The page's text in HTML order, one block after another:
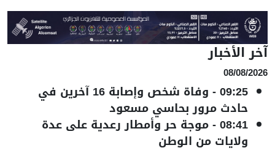
آخر الأخبار
08/08/2026
09:25
- وفاة شخص وإصابة 16 آخرين في
حادث مرور بحاسي مسعود
08:41
-موجة حر وأمطار رعدية على عدة
ولايات من الوطن